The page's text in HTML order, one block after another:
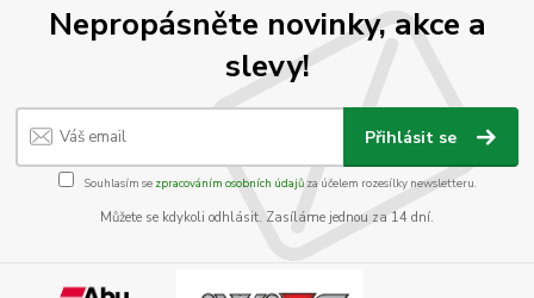
Nepropásněte novinky, akce a
slevy!
Přihlásit se
Souhlasím se zpracováním osobních údajůza účelem rozesílky newsletteru.
Můžete se kdykoli odhlásit. Zasíláme jednou za 14 dní.